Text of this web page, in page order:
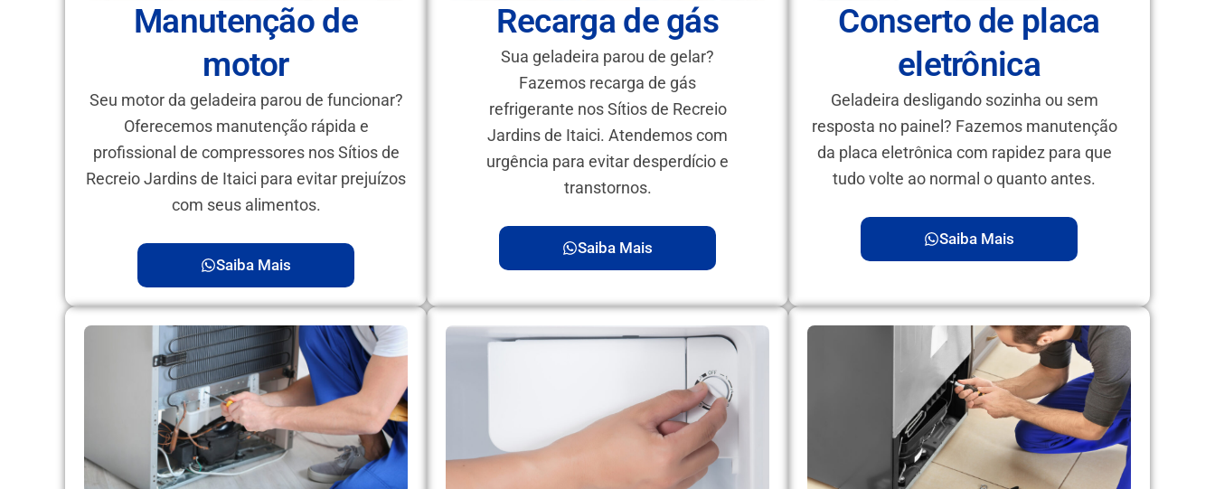
Manutenção de
motor
Seu motor da geladeira parou de funcionar?
Oferecemos manutenção rápida e
profissional de compressores nos Sítios de
Recreio Jardins de Itaici para evitar prejuízos
com seus alimentos.
Saiba Mais
Recarga de gás
Sua geladeira parou de gelar?
Fazemos recarga de gás
refrigerante nos Sítios de Recreio
Jardins de Itaici. Atendemos com
urgência para evitar desperdício e
transtornos.
Saiba Mais
Conserto de placa
eletrônica
Geladeira desligando sozinha ou sem
resposta no painel? Fazemos manutenção
da placa eletrônica com rapidez para que
tudo volte ao normal o quanto antes.
Saiba Mais